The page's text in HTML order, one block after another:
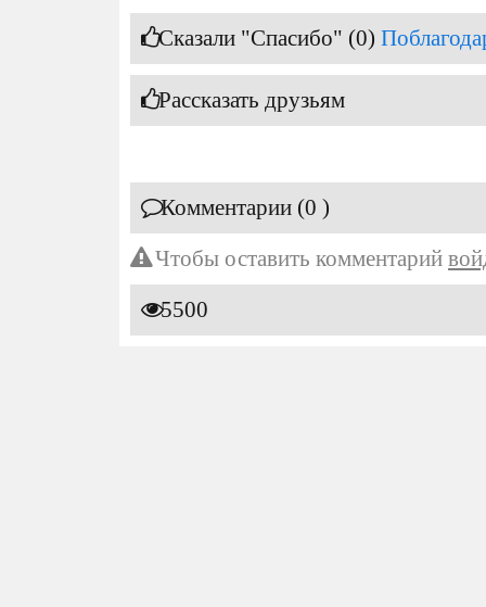
Сказали "Спасибо" (0)
Рассказать друзьям
Комментарии (0 )
Чтобы оставить комментарий
5500